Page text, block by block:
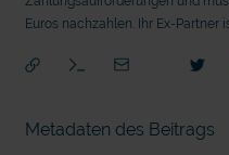
Euros nachzahlen. Ihr Ex-Partner
Metadaten des Beitrags